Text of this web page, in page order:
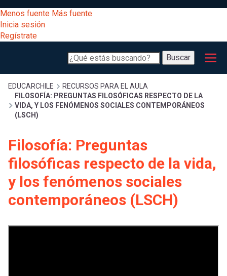
al
contenido
principal
[Educarchile
Escritorio]
Menú
entrar
a
mi
cuenta
Menos fuente Más fuente
Inicia sesión
Regístrate
Buscar
Buscar
Menú
principal
Desarrollo
Expand
Gestión
curricular
Expand
Expand
Exploración
Expand
[Educarchile
sesión
Sobrescribir
enlaces
de
ayuda
a
EDUCARCHILE
RECURSOS PARA EL AULA
FILOSOFÍA: PREGUNTAS FILOSÓFICAS RESPECTO DE LA
VIDA, Y LOS FENÓMENOS SOCIALES CONTEMPORÁNEOS
(LSCH)
Filosofía: Preguntas
filosóficas respecto de la vida,
y los fenómenos sociales
contemporáneos (LSCH)
registrarte.
Inicia sesión.